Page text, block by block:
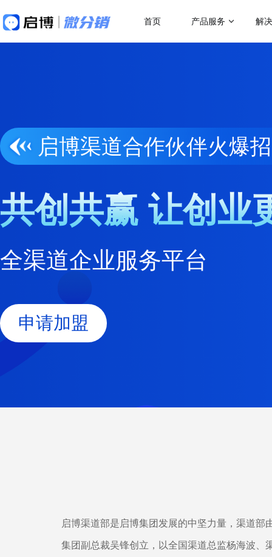
首页 产品服务 解
分销小程序
专注裂变的分销小程序
直播分销
视频号直播
抢占视频号流量阵地
多人拼团
社区团购
了解更多产
行业销售渠道解决方案
帮助商家拓展销售新渠道
直播带货解决方案
开通微信+小程序+APP直播带货系统
积分商城解决方案
构建会员积分商城体系
传
微
助
启博渠道合作伙伴火爆
共创共赢 让创业
全渠道企业服务平台
申请加盟
启博渠道部是启博集团发展的中坚力量，渠道
集团副总裁吴锋创立，以全国渠道总监杨海波、